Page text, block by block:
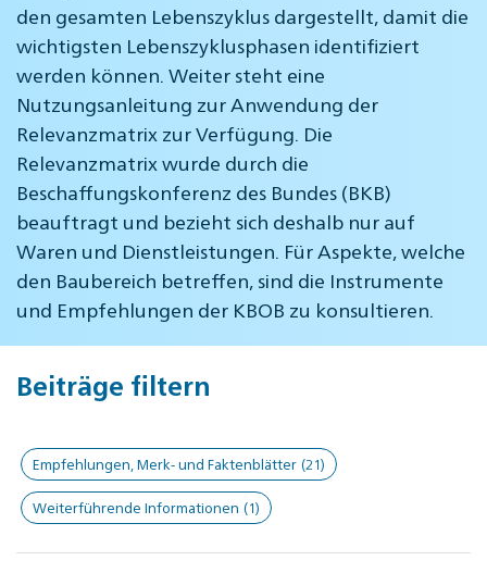
den gesamten Lebenszyklus dargestellt, damit die
wichtigsten Lebenszyklusphasen identifiziert
werden können. Weiter steht eine
Nutzungsanleitung zur Anwendung der
Relevanzmatrix zur Verfügung. Die
Relevanzmatrix wurde durch die
Beschaffungskonferenz des Bundes (BKB)
beauftragt und bezieht sich deshalb nur auf
Waren und Dienstleistungen. Für Aspekte, welche
den Baubereich betreffen, sind die Instrumente
und Empfehlungen der KBOB zu konsultieren.
Beiträge filtern
Empfehlungen, Merk- und Faktenblätter (21)
Weiterführende Informationen (1)